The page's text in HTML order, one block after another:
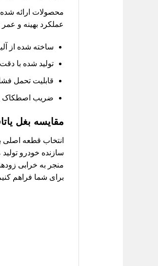
عملکرد بهینه و
ساخته شده از
تولید شده با
قابلیت تحمل
ضریب اصطکاک
مقایسه بغل
سازنده خودرو
منجر به خرابی
برای شما فراهم